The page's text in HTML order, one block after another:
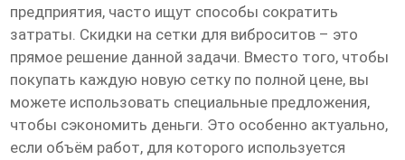
предприятия, часто ищут способы сократить
затраты. Скидки на сетки для виброситов – это
прямое решение данной задачи. Вместо того, чтобы
покупать каждую новую сетку по полной цене, вы
можете использовать специальные предложения,
чтобы сэкономить деньги. Это особенно актуально,
если объём работ, для которого используется